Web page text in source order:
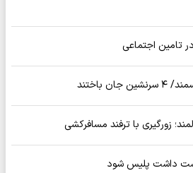
تامین اجتماعی
زورگیری با ترفند مسافرکشی
داشت پلیس شود